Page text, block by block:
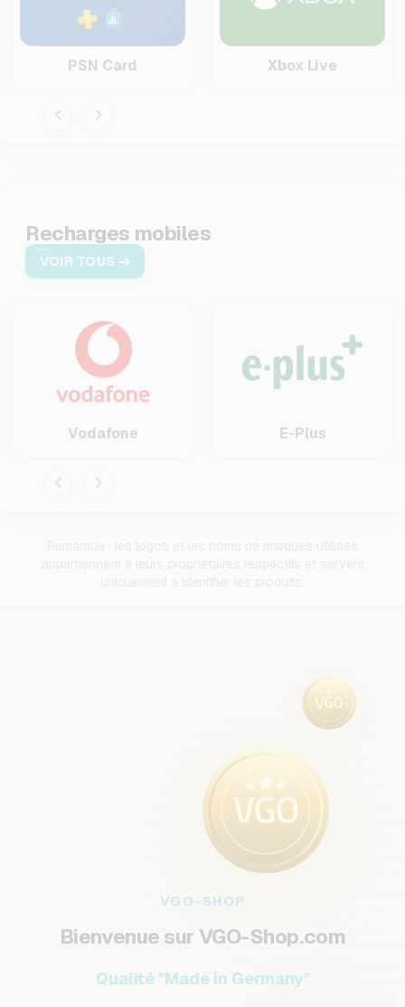
PSN Card Xbox Live
Recharges mobiles
VOIR TOUS
Vodafone E-Plus
VGO-SHOP
Bienvenue sur VGO-Shop.com
Qualité "Made in Germany"